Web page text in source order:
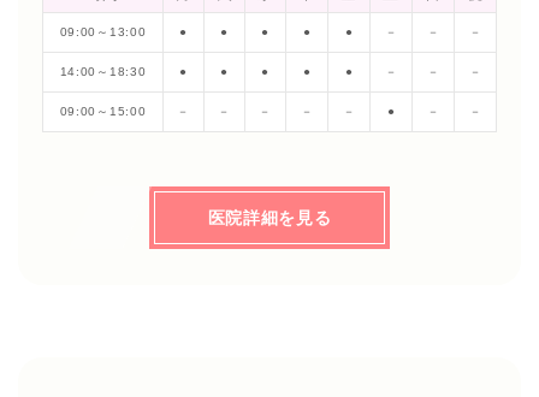
09:00～13:00 ● ● ● ● ● － － －
14:00～18:30 ● ● ● ● ● － － －
09:00～15:00 － － － － － ● － －
医院詳細を見る